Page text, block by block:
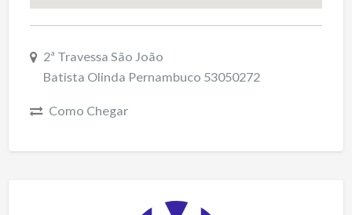
2ª Travessa São João
Batista Olinda Pernambuco 53050272
Como Chegar